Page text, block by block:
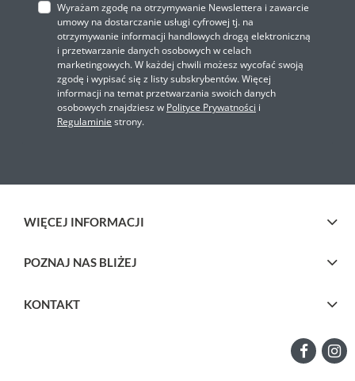
Wyrażam zgodę na otrzymywanie Newslettera i zawarcie
umowy na dostarczanie usługi cyfrowej tj. na
otrzymywanie informacji handlowych drogą elektroniczną
i przetwarzanie danych osobowych w celach
marketingowych. W każdej chwili możesz wycofać swoją
zgodę i wypisać się z listy subskrybentów. Więcej
informacji na temat przetwarzania swoich danych
osobowych znajdziesz w Polityce Prywatności i
Regulaminie strony.
WIĘCEJ INFORMACJI
POZNAJ NAS BLIŻEJ
KONTAKT